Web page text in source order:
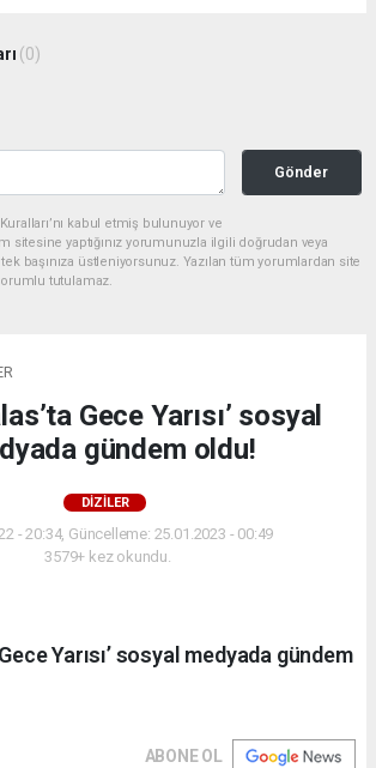
(0)
Gönder
kabul etmiş bulunuyor ve
yaptığınız yorumunuzla ilgili doğrudan veya
başınıza üstleniyorsunuz. Yazılan tüm yorumlardan site
tutulamaz.
Gece Yarısı’ sosyal
gündem oldu!
DİZİLER
- 20:34, Güncelleme: 25.01.2023 - 00:49
3579+ kez okundu.
Yarısı’ sosyal medyada gündem
ABONE OL